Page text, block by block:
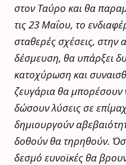
στον Ταύρο και θα
τις 23 Μαΐου, το
σταθερές σχέσεις, στην
δέσμευση, θα υπάρξει
κατοχύρωση και
ζευγάρια θα μπορέσουν
δώσουν λύσεις σε
δημιουργούν
δοθούν θα τηρηθούν.
δεσμό ευνοϊκές θα